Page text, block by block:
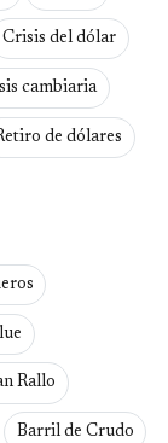
Crisis del dólar
cambiaria
de dólares
Rallo
Barril de Crudo